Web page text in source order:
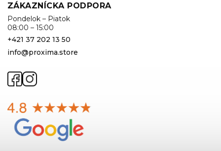
ZÁKAZNÍCKA PODPORA
Pondelok – Piatok
08:00 – 15:00
+421 37 202 13 50
info@proxima.store